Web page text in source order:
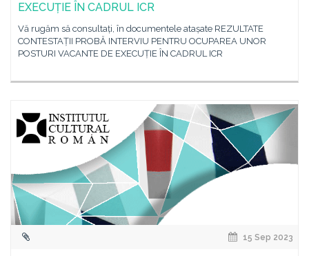
EXECUȚIE ÎN CADRUL ICR
Vă rugăm să consultați, în documentele atașate REZULTATE
CONTESTAȚII PROBĂ INTERVIU PENTRU OCUPAREA UNOR
POSTURI VACANTE DE EXECUȚIE ÎN CADRUL ICR
15 Sep 2023